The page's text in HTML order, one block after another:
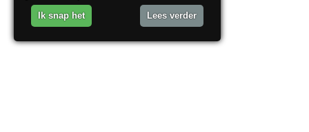
Ik snap het Lees verder